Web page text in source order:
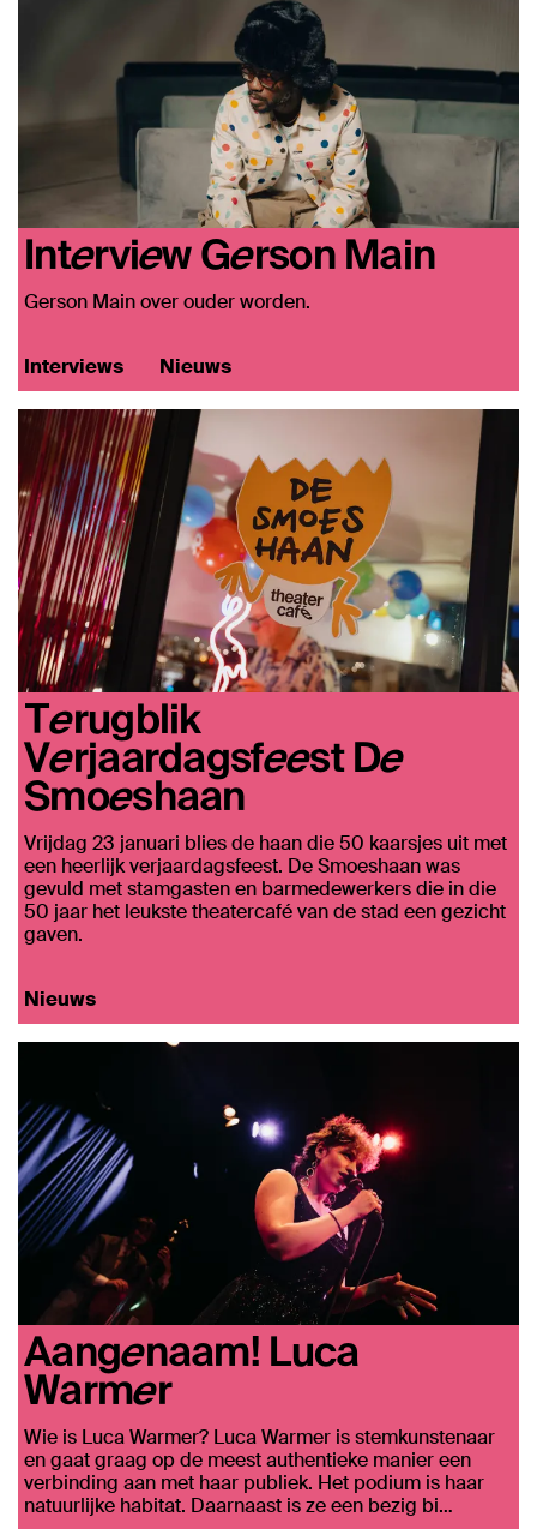
Interview Gerson Main
Gerson Main over ouder worden.
Interviews Nieuws
Terugblik
Verjaardagsfeest De
Smoeshaan
Vrijdag 23 januari blies de haan die 50 kaarsjes uit met
een heerlijk verjaardagsfeest. De Smoeshaan was
gevuld met stamgasten en barmedewerkers die in die
50 jaar het leukste theatercafé van de stad een gezicht
gaven.
Nieuws
Aangenaam! Luca
Warmer
Wie is Luca Warmer? Luca Warmer is stemkunstenaar
en gaat graag op de meest authentieke manier een
verbinding aan met haar publiek. Het podium is haar
natuurlijke habitat. Daarnaast is ze een bezig bi…